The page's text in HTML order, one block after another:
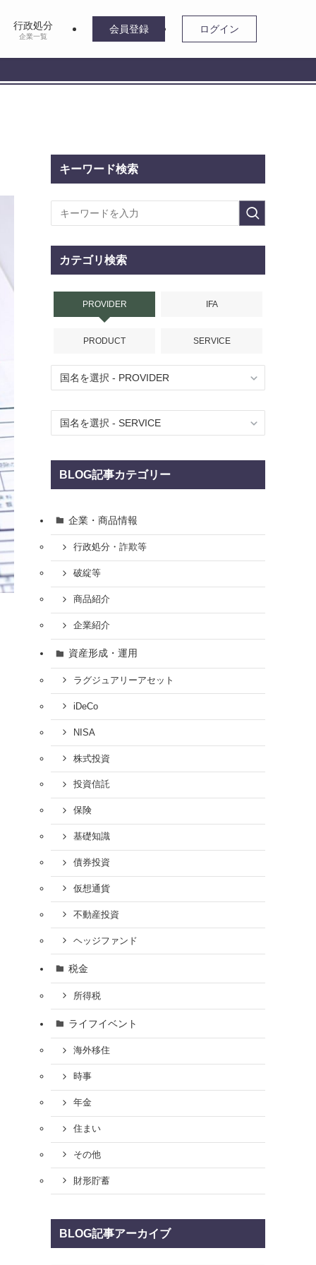
行政処分
企業一覧
会員登録 ログイン
キーワード検索
カテゴリ検索
PROVIDER IFA
PRODUCT SERVICE
BLOG記事カテゴリー
企業・商品情報
行政処分・詐欺等
破綻等
商品紹介
企業紹介
資産形成・運用
ラグジュアリーアセット
iDeCo
NISA
株式投資
投資信託
保険
基礎知識
債券投資
仮想通貨
不動産投資
ヘッジファンド
税金
所得税
ライフイベント
海外移住
時事
年金
住まい
その他
財形貯蓄
BLOG記事アーカイブ